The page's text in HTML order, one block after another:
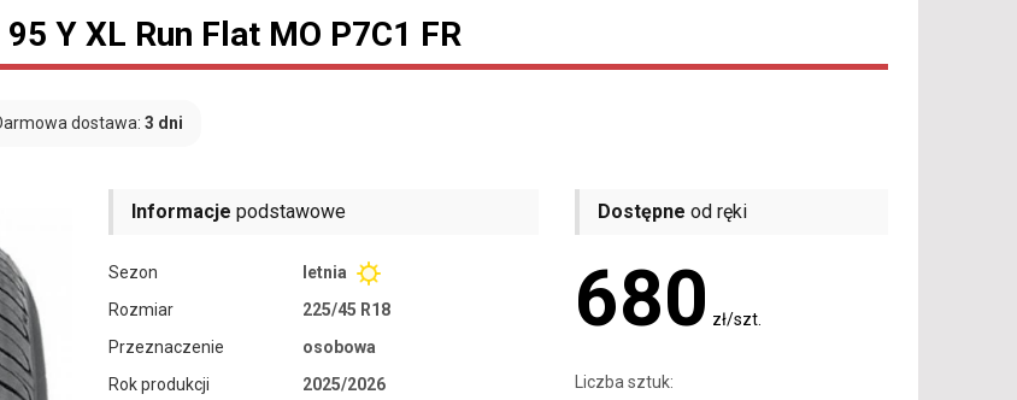
Y XL Run Flat MO P7C1 FR
dostawa: 3 dni
Informacje podstawowe
Sezon
letnia
Rozmiar
225/45 R18
Przeznaczenie
osobowa
Rok produkcji
2025/2026
Dostępne od ręki
680 zł/szt.
Liczba sztuk: